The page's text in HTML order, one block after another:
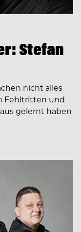
Stefan
nicht alles
Fehltritten und
gelernt haben